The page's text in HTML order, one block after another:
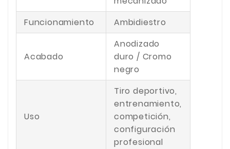
Funcionamiento
Ambidiestro
Acabado
Anodizado
duro / Cromo
negro
Uso
Tiro deportivo,
entrenamiento,
competición,
configuración
profesional